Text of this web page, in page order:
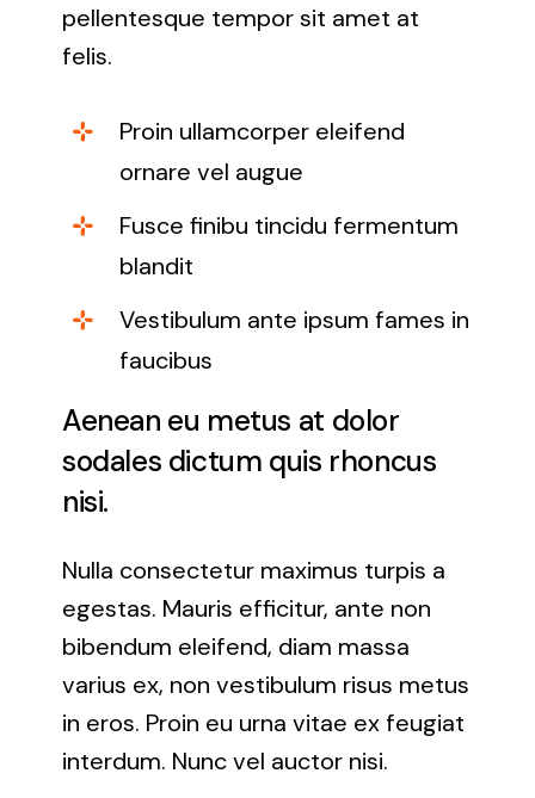
pellentesque tempor sit amet at
felis.
Proin ullamcorper eleifend
ornare vel augue
Fusce finibu tincidu fermentum
blandit
Vestibulum ante ipsum fames in
faucibus
Aenean eu metus at dolor
sodales dictum quis rhoncus
nisi.
Nulla consectetur maximus turpis a
egestas. Mauris efficitur, ante non
bibendum eleifend, diam massa
varius ex, non vestibulum risus metus
in eros. Proin eu urna vitae ex feugiat
interdum. Nunc vel auctor nisi.